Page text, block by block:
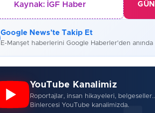
Kaynak: İGF Haber
Google News'te Takip Et
E-Manşet haberlerini Google Haberler'den
YouTube Kanalimiz
Roportajlar, insan hikayeleri,
Binlercesi YouTube kanalimizda.